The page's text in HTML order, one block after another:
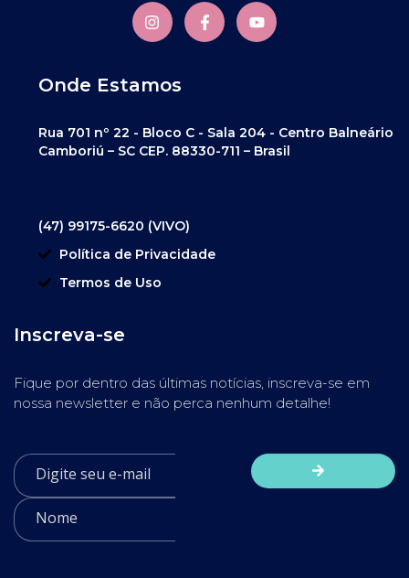
Onde Estamos
Rua 701 nº 22 - Bloco C - Sala 204 - Centro Balneário
Camboriú – SC CEP. 88330-711 – Brasil
(47) 99175-6620 (VIVO)
Política de Privacidade
Termos de Uso
Inscreva-se
Fique por dentro das últimas notícias, inscreva-se em
nossa newsletter e não perca nenhum detalhe!